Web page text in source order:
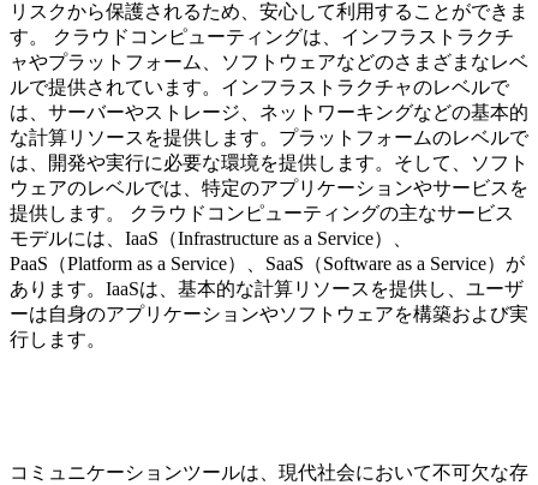
リスクから保護されるため、安心して利用することができま
す。 クラウドコンピューティングは、インフラストラクチ
ャやプラットフォーム、ソフトウェアなどのさまざまなレベ
ルで提供されています。インフラストラクチャのレベルで
は、サーバーやストレージ、ネットワーキングなどの基本的
な計算リソースを提供します。プラットフォームのレベルで
は、開発や実行に必要な環境を提供します。そして、ソフト
ウェアのレベルでは、特定のアプリケーションやサービスを
提供します。 クラウドコンピューティングの主なサービス
モデルには、IaaS（Infrastructure as a Service）、
PaaS（Platform as a Service）、SaaS（Software as a Service）が
あります。IaaSは、基本的な計算リソースを提供し、ユーザ
ーは自身のアプリケーションやソフトウェアを構築および実
行します。
コミュニケーションツールは、現代社会において不可欠な存